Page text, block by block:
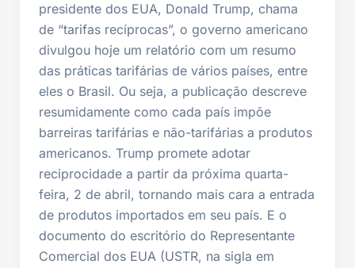
presidente dos EUA, Donald Trump, chama
de “tarifas recíprocas”, o governo americano
divulgou hoje um relatório com um resumo
das práticas tarifárias de vários países, entre
eles o Brasil. Ou seja, a publicação descreve
resumidamente como cada país impõe
barreiras tarifárias e não-tarifárias a produtos
americanos. Trump promete adotar
reciprocidade a partir da próxima quarta-
feira, 2 de abril, tornando mais cara a entrada
de produtos importados em seu país. E o
documento do escritório do Representante
Comercial dos EUA (USTR, na sigla em